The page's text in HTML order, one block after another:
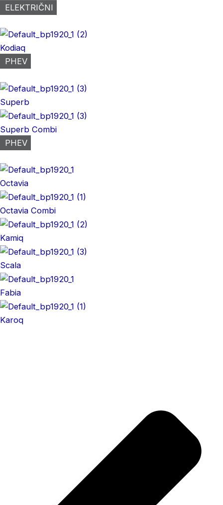
ELEKTRIČNI
Kodiaq
PHEV
Superb
Superb Combi
PHEV
Octavia
Octavia Combi
Kamiq
Scala
Fabia
Karoq